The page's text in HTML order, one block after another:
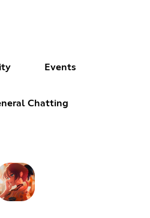
Events
Chatting